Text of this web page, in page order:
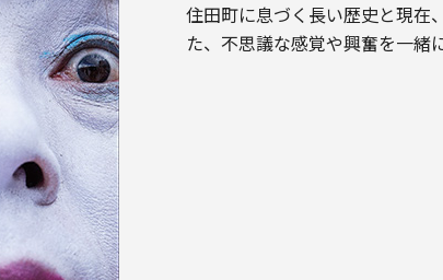
住田町に息づく長い歴史と現在
た、不思議な感覚や興奮を一緒